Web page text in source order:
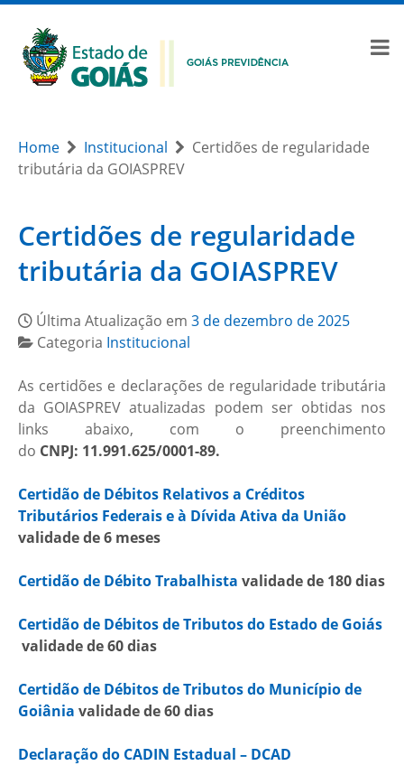
Home Institucional
Certidões de regularidade
tributária da GOIASPREV
Certidões de regularidade
tributária da GOIASPREV
Última Atualização em 3 de dezembro de 2025
Categoria Institucional
As certidões e declarações de regularidade tributária
da GOIASPREV atualizadas podem ser obtidas nos
links abaixo, com o preenchimento
do CNPJ: 11.991.625/0001-89.
Certidão de Débitos Relativos a Créditos
Tributários Federais e à Dívida Ativa da União
validade de 6 meses
Certidão de Débito Trabalhista validade de 180 dias
Certidão de Débitos de Tributos do Estado de Goiás
validade de 60 dias
Certidão de Débitos de Tributos do Município de
Goiânia validade de 60 dias
Declaração do CADIN Estadual – DCAD